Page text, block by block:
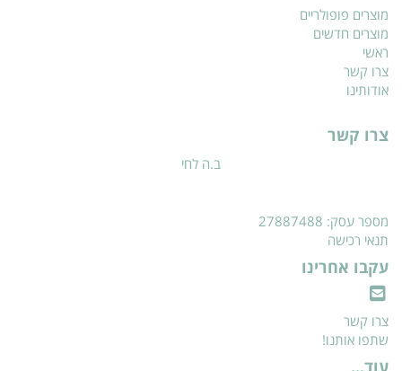
מוצרים פופולריים
מוצרים חדשים
ראשי
צרו קשר
אודותינו
צרו קשר
ב.ה לחי
מספר עסק: 27887488
תנאי רכישה
עקבו אחרינו
צרו קשר
שתפו אותנו!
עוד...